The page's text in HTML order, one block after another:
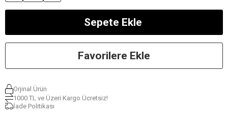
Favorilere Ekle
Orjinal Ürün
1000 TL ve Üzeri Kargo Ücretsiz!
İade Politikası